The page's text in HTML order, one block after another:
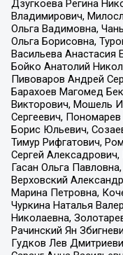
Дзугкоева Регина
Владимирович,
Ольга Вадимовна,
Ольга Борисовна,
Васильева Анастасия
Бойко Анатолий
Пивоваров Андрей
Барахоев Магомед
Викторович, Мошель
Сергеевич,
Борис Юльевич,
Тимур Рифгатович,
Сергей
Гасан Ольга
Верховский
Марина Петровна,
Чуркина Наталья
Николаевна,
Рачинский Ян
Гудков Лев